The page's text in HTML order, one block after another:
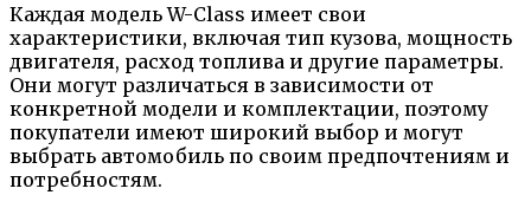
Каждая модель W-Class имеет свои
характеристики, включая тип кузова, мощность
двигателя, расход топлива и другие параметры.
Они могут различаться в зависимости от
конкретной модели и комплектации, поэтому
покупатели имеют широкий выбор и могут
выбрать автомобиль по своим предпочтениям и
потребностям.